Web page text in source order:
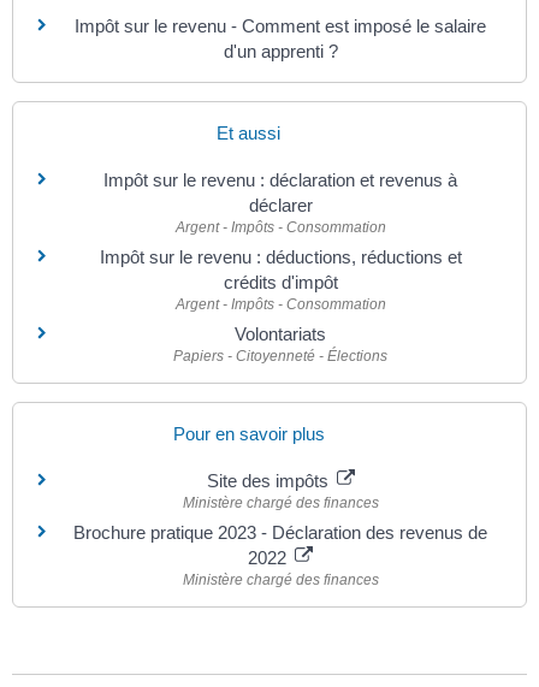
Impôt sur le revenu - Comment est imposé le salaire
d'un apprenti ?
Et aussi
Impôt sur le revenu : déclaration et revenus à
déclarer
Argent - Impôts - Consommation
Impôt sur le revenu : déductions, réductions et
crédits d'impôt
Argent - Impôts - Consommation
Volontariats
Papiers - Citoyenneté - Élections
Pour en savoir plus
Site des impôts
Ministère chargé des finances
Brochure pratique 2023 - Déclaration des revenus de
2022
Ministère chargé des finances